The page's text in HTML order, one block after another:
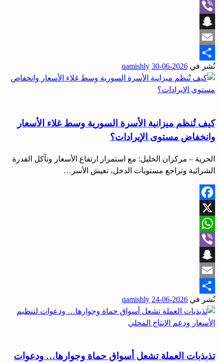
WhatsApp
Viber
Snapchat
Email
Share
نُشر في 2026-06-30
qamishly
كيف تُنظم ميزانية الأسرة السورية وسط غلاء الأسعار
وانخفاض مستوى الإيرادات؟
الحرية – مركزان الخليل: مع استمرار ارتفاع الأسعار وتآكل القدرة
الشرائية وتراجع مستويات الدخل، تعيش الأسر…
Facebook
X
WhatsApp
Viber
Snapchat
Email
Share
نُشر في 2026-06-24
qamishly
تذبذبات العملة تشعل أسواق حماة وجوارها… ودعوات